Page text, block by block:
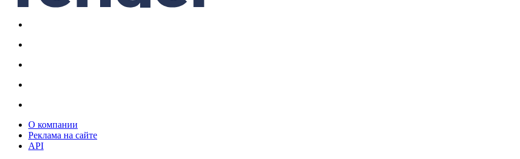
О компании
Реклама на сайте
API